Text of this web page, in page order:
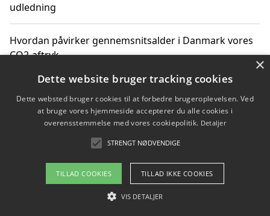
udledning
Hvordan påvirker gennemsnitsalder i Danmark vores
CO2-aftryk
Hvordan nyheder om CO2-udledning påvirker vores
hverdag
Om / kontakt
Blog Betingelser
×
Dette website bruger tracking cookies
Dette websted bruger cookies til at forbedre brugeroplevelsen. Ved
at bruge vores hjemmeside accepterer du alle cookies i
overensstemmelse med vores cookiepolitik. Detaljer
STRENGT NØDVENDIGE
TILLAD COOKIES TILLAD IKKE COOKIES
VIS DETALJER